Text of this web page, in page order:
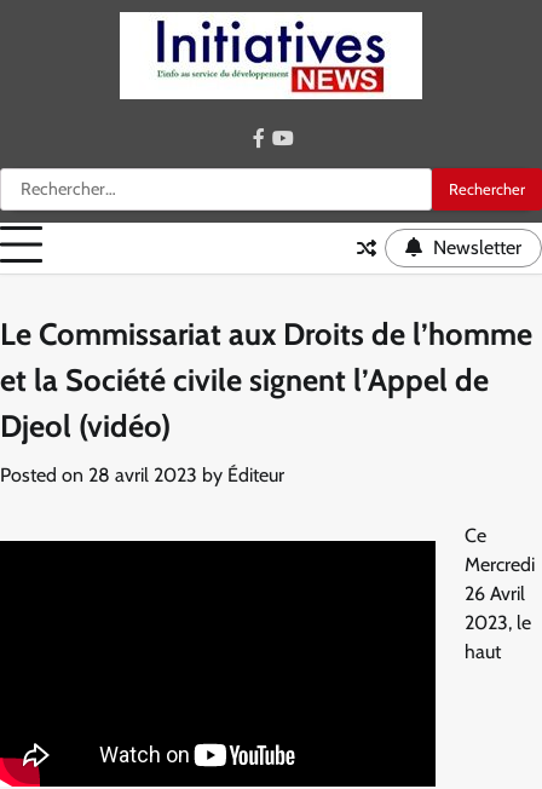
Rechercher :
facebook
youtube
Newsletter
Le Commissariat aux Droits de l’homme
et la Société civile signent l’Appel de
Djeol (vidéo)
Posted on 28 avril 2023 by Éditeur
Ce
Mercredi
26 Avril
2023, le
haut